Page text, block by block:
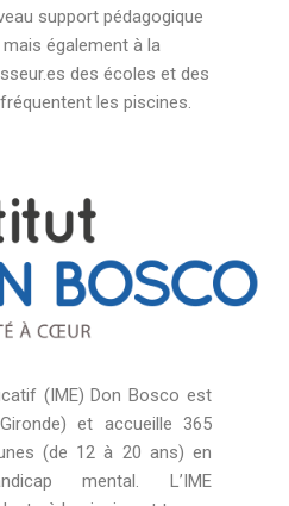
support pédagogique
également à la
des écoles et des
les piscines.
(IME) Don Bosco est
et accueille 365
(de 12 à 20 ans) en
mental. L’IME